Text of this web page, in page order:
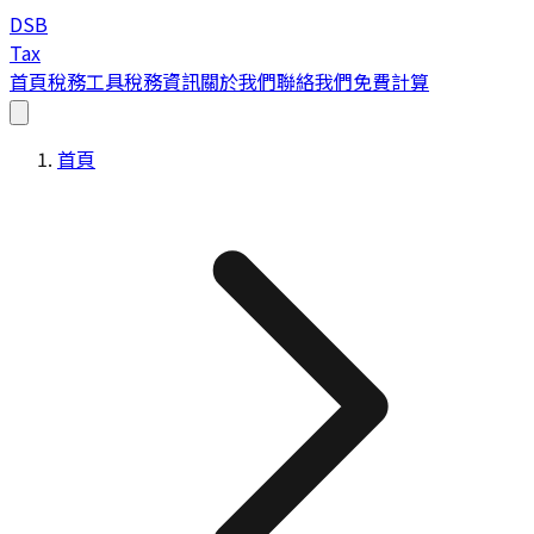
DSB
Tax
首頁稅務工具稅務資訊關於我們聯絡我們免費計算
首頁